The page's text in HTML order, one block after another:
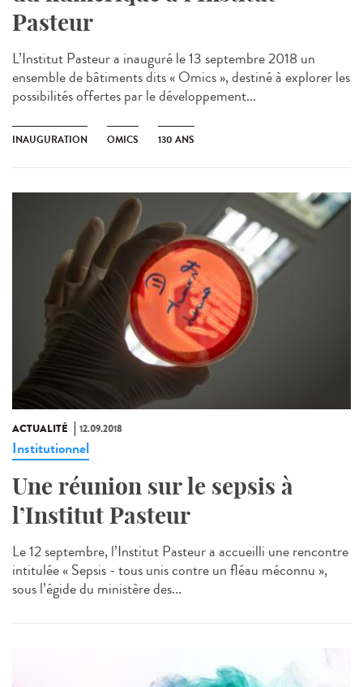
Pasteur
L’Institut Pasteur a inauguré le 13 septembre 2018 un
ensemble de bâtiments dits « Omics », destiné à explorer les
possibilités offertes par le développement...
INAUGURATION OMICS 130 ANS
ACTUALITÉ 12.09.2018
Institutionnel
Une réunion sur le sepsis à
l’Institut Pasteur
Le 12 septembre, l’Institut Pasteur a accueilli une rencontre
intitulée « Sepsis - tous unis contre un fléau méconnu »,
sous l’égide du ministère des...